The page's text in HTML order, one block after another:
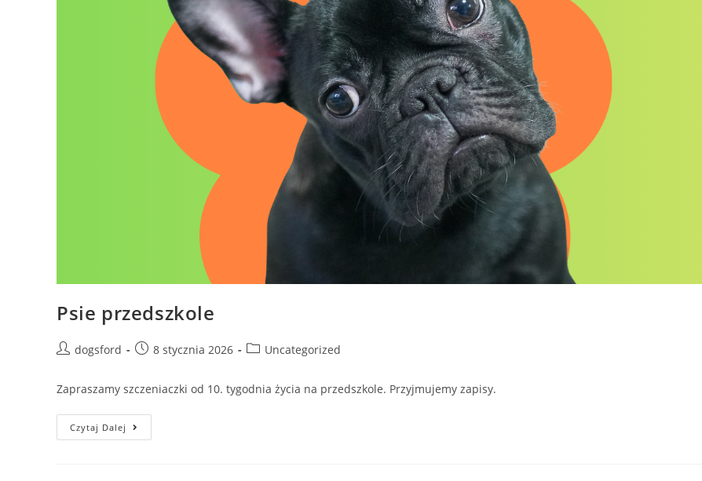
Psie przedszkole
Postdogsford
Post8 stycznia 2026
PostUncategorized
Zapraszamy szczeniaczki od 10. tygodnia życia na przedszkole. Przyjmujemy zapisy.
Czytaj Dalej Psie
Przedszkole